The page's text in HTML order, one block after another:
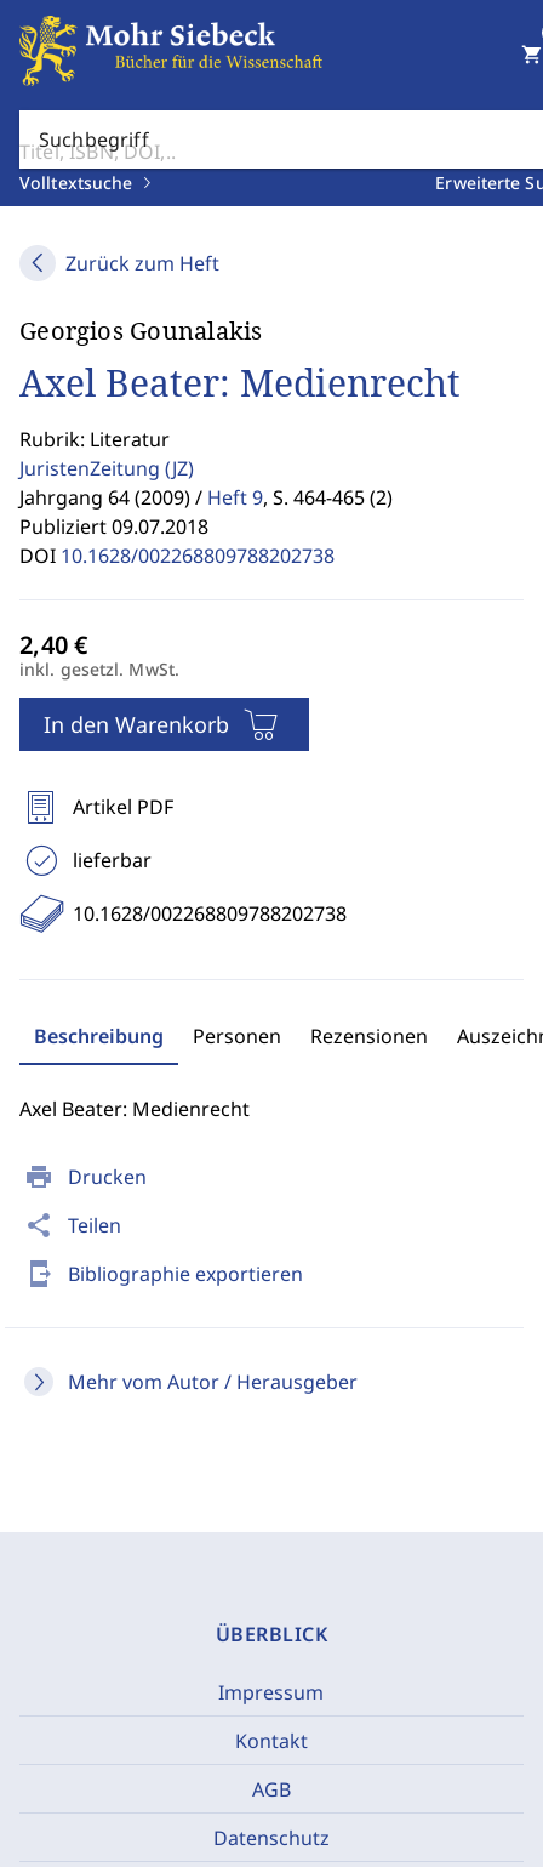
Suchbegriff
Volltextsuche Erweiterte
shopping_cart
Zurück zum Heft
print Drucken
share Teilen
send_to_mobile Bibliographie exportieren
Mehr vom Autor / Herausgeber
Georgios Gounalakis
Axel Beater: Medienrecht
Rubrik: Literatur
JuristenZeitung (JZ)
Jahrgang 64 (2009) / Heft 9, S. 464-465 (2)
Publiziert 09.07.2018
DOI 10.1628/002268809788202738
inkl. gesetzl. MwSt.
In den Warenkorb
Artikel PDF
lieferbar
10.1628/002268809788202738
Beschreibung Personen Rezensionen
Axel Beater: Medienrecht
ÜBERBLICK
Impressum
Kontakt
AGB
Datenschutz